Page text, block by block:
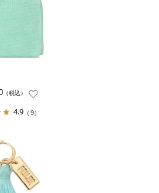
（税込）
4.9 （9）